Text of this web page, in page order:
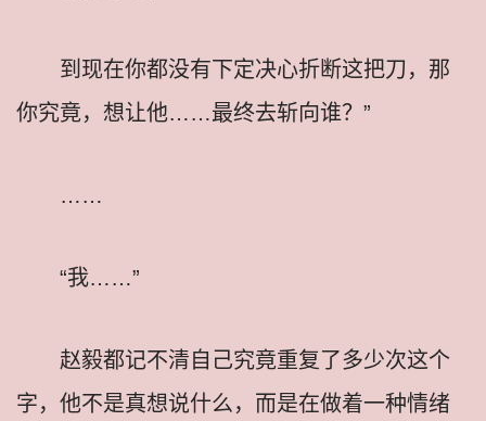
到现在你都没有下定决心折断这把刀，那
你究竟，想让他……最终去斩向谁？”
……
“我……”
赵毅都记不清自己究竟重复了多少次这个
字，他不是真想说什么，而是在做着一种情绪